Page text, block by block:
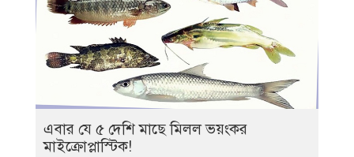
এবার যে ৫ দেশি মাছে মিলল ভয়ংকর
মাইক্রোপ্লাস্টিক!